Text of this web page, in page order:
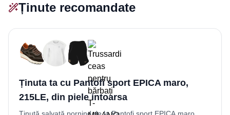
Ținute recomandate
Ținuta ta cu Pantofi sport EPICA maro,
215LE, din piele intoarsa